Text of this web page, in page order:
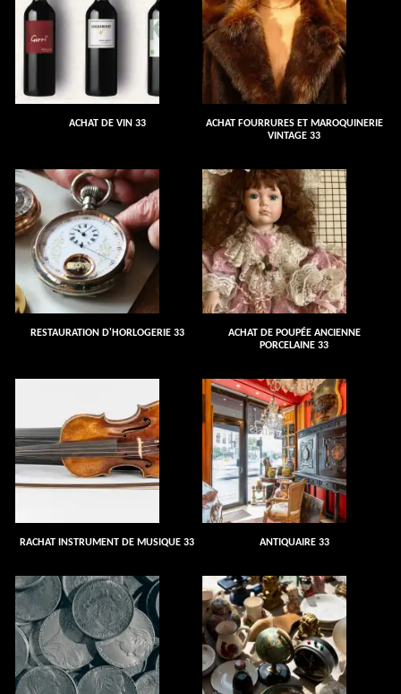
ACHAT DE VIN 33
ACHAT FOURRURES ET MAROQUINERIE
VINTAGE 33
RESTAURATION D'HORLOGERIE 33
ACHAT DE POUPÉE ANCIENNE
PORCELAINE 33
RACHAT INSTRUMENT DE MUSIQUE 33 ANTIQUAIRE 33